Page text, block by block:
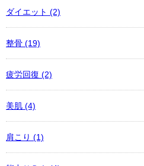
ダイエット (2)
整骨 (19)
疲労回復 (2)
美肌 (4)
肩こり (1)